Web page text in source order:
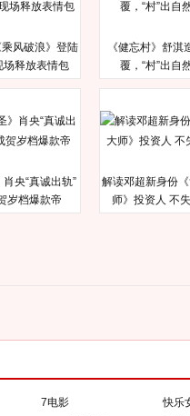
风破浪》登陆
场释放表情包
《健忘村》舒淇
覆，“村”出自
肖央“真诚出轨”
岁档爆款帝
解读邓超新身份
师》投资人 不
7电影
快乐